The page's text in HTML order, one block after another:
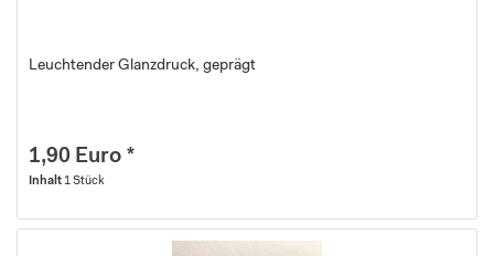
Leuchtender Glanzdruck, geprägt
1,90 Euro *
Inhalt 1 Stück